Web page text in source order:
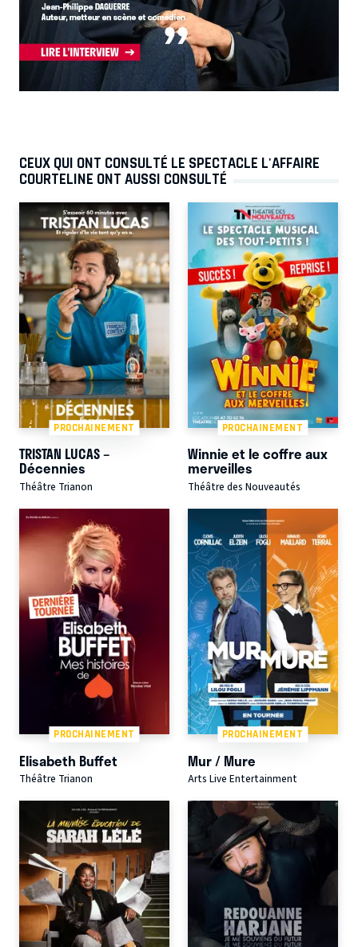
CEUX QUI ONT CONSULTÉ LE SPECTACLE L'AFFAIRE
COURTELINE ONT AUSSI CONSULTÉ
PROCHAINEMENT
TRISTAN LUCAS –
Décennies
Théâtre Trianon
PROCHAINEMENT
Winnie et le coffre aux
merveilles
Théâtre des Nouveautés
PROCHAINEMENT
Elisabeth Buffet
Théâtre Trianon
PROCHAINEMENT
Mur / Mure
Arts Live Entertainment